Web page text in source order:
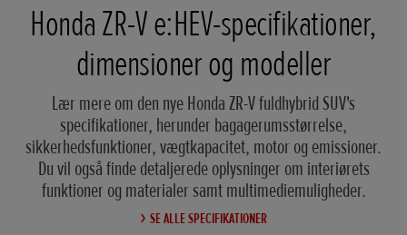
Honda ZR-V e:HEV-specifikationer,
dimensioner og modeller
Lær mere om den nye Honda ZR-V fuldhybrid SUV's
specifikationer, herunder bagagerumsstørrelse,
sikkerhedsfunktioner, vægtkapacitet, motor og emissioner.
Du vil også finde detaljerede oplysninger om interiørets
funktioner og materialer samt multimediemuligheder.
SE ALLE SPECIFIKATIONER